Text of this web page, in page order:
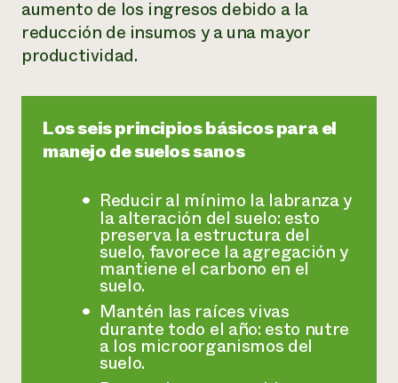
aumento de los ingresos debido a la
reducción de insumos y a una mayor
productividad.
Los seis principios básicos para el
manejo de suelos sanos
Reducir al mínimo la labranza y
la alteración del suelo: esto
preserva la estructura del
suelo, favorece la agregación y
mantiene el carbono en el
suelo.
Mantén las raíces vivas
durante todo el año: esto nutre
a los microorganismos del
suelo.